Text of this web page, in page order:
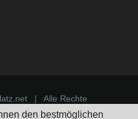
| Alle Rechte
vorbehalten!
den bestmöglichen